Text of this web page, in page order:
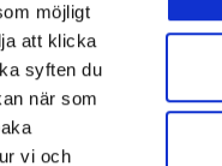
möjligt
att klicka
syften du
när som
vi och